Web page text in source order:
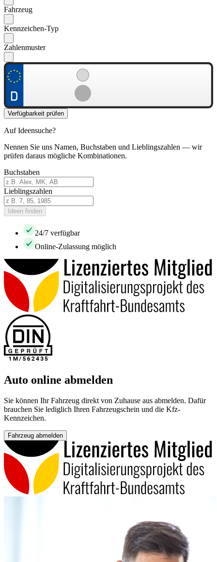
Fahrzeug
Kennzeichen-Typ
Zahlenmuster
Verfügbarkeit prüfen
Auf Ideensuche?
Nennen Sie uns Namen, Buchstaben und Lieblingszahlen — wir
prüfen daraus mögliche Kombinationen.
Buchstaben
Lieblingszahlen
Ideen finden
24/7 verfügbar
Online-Zulassung möglich
Auto online abmelden
Sie können Ihr Fahrzeug direkt von Zuhause aus abmelden. Dafür
brauchen Sie lediglich Ihren Fahrzeugschein und die Kfz-
Kennzeichen.
Fahrzeug abmelden